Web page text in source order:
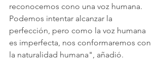
reconocemos cono una voz humana.
Podemos intentar alcanzar la
perfección, pero como la voz humana
es imperfecta, nos conformaremos con
la naturalidad humana", añadió.